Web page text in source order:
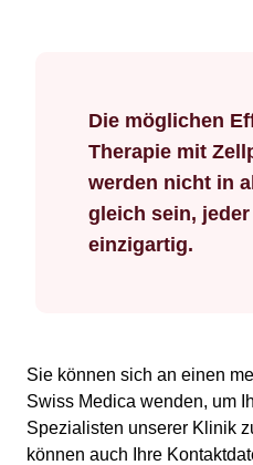
Die möglichen
Therapie mit
werden nicht in
gleich sein,
einzigartig.
Sie können sich an einen
Swiss Medica wenden, um
Spezialisten unserer Klinik
können auch Ihre